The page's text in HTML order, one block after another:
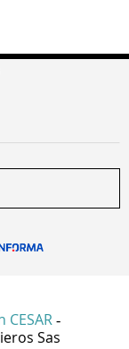
CESAR -
Sas